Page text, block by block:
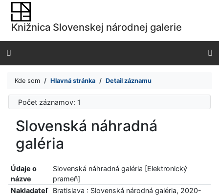
Prejsť na obsah
Prejsť na menu
Prehlásenie o webovej prístupnosti
Knižnica Slovenskej národnej galerie
Kde som Hlavná stránka Detail záznamu
Počet záznamov: 1
Slovenská náhradná
galéria
Údaje o
názve
Slovenská náhradná galéria [Elektronický
prameň]
Nakladateľ
Bratislava : Slovenská národná galéria, 2020-